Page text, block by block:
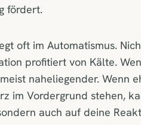
fördert.
oft im Automatismus.
profitiert von Kälte.
naheliegender. Wenn
im Vordergrund stehen,
auch auf deine